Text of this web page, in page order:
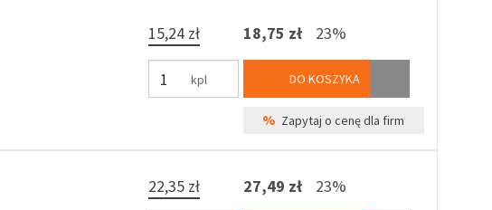
15,24 zł
kpl
18,75 zł 23%
DO KOSZYKA
% Zapytaj o cenę dla firm
22,35 zł 27,49 zł 23%